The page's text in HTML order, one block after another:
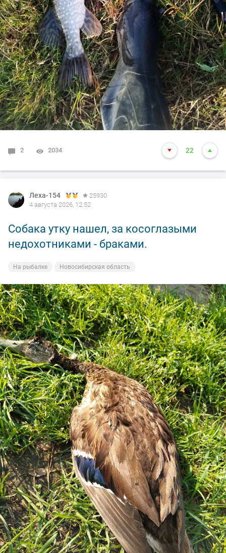
2 2034 22
Леха-154
25930
4 августа 2026, 12:52
Собака утку нашел, за косоглазыми
недохотниками - браками.
На рыбалке Новосибирская область